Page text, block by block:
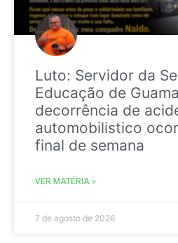
Luto: Servidor da
Educação de
decorrência de
automobilistico
final de semana
VER MATÉRIA »
7 de agosto de 2026